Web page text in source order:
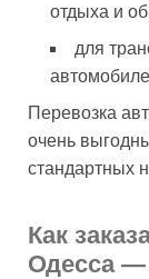
отдыха и
для
Перевозка
очень
стандартных
Как
Одесса —